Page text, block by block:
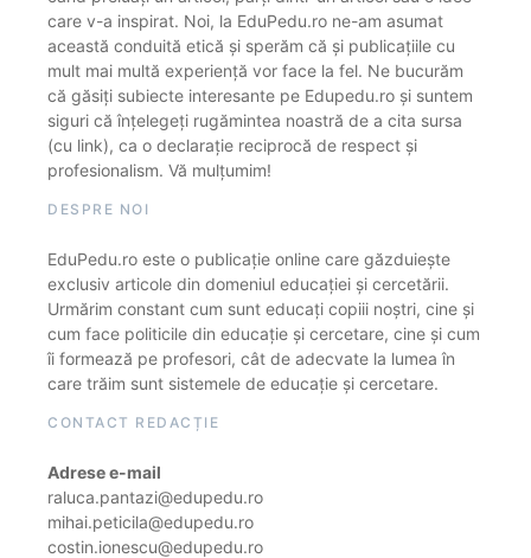
care v-a inspirat. Noi, la EduPedu.ro ne-am asumat
această conduită etică și sperăm că și publicațiile cu
mult mai multă experiență vor face la fel. Ne bucurăm
că găsiți subiecte interesante pe Edupedu.ro și suntem
siguri că înțelegeți rugămintea noastră de a cita sursa
(cu link), ca o declarație reciprocă de respect și
profesionalism. Vă mulțumim!
DESPRE NOI
EduPedu.ro este o publicație online care găzduiește
exclusiv articole din domeniul educației și cercetării.
Urmărim constant cum sunt educați copiii noștri, cine și
cum face politicile din educație și cercetare, cine și cum
îi formează pe profesori, cât de adecvate la lumea în
care trăim sunt sistemele de educație și cercetare.
CONTACT REDACȚIE
Adrese e-mail
raluca.pantazi@edupedu.ro
mihai.peticila@edupedu.ro
costin.ionescu@edupedu.ro